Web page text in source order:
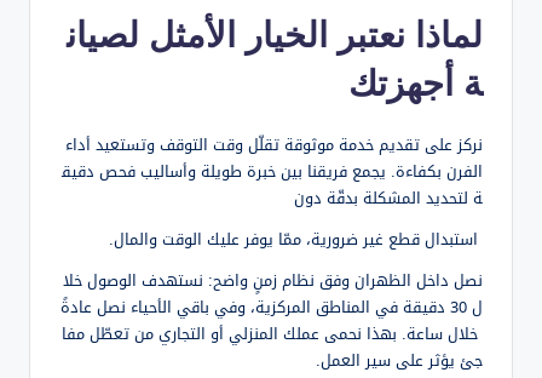
لماذا نعتبر الخيار الأمثل لصيان
ة أجهزتك
نركز على تقديم خدمة موثوقة تقلّل وقت التوقف وتستعيد أداء
الفرن بكفاءة. يجمع فريقنا بين خبرة طويلة وأساليب فحص دقيق
ة لتحديد المشكلة بدقّة دون
استبدال قطع غير ضرورية، ممّا يوفر عليك الوقت والمال.
نصل داخل الظهران وفق نظام زمنٍ واضح: نستهدف الوصول خلا
ل 30 دقيقة في المناطق المركزية، وفي باقي الأحياء نصل عادةً
خلال ساعة. بهذا نحمى عملك المنزلي أو التجاري من تعطّل مفا
جئ يؤثر على سير العمل.